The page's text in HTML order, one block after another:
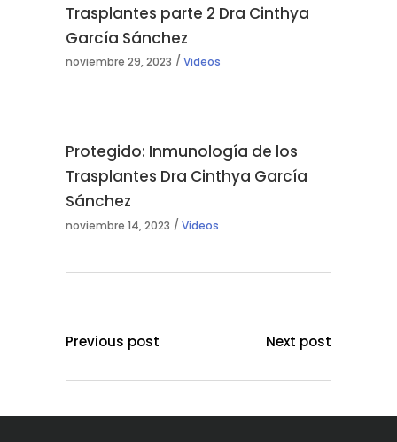
Trasplantes parte 2 Dra Cinthya
García Sánchez
noviembre 29, 2023 Videos
Protegido: Inmunología de los
Trasplantes Dra Cinthya García
Sánchez
noviembre 14, 2023 Videos
Previous post Next post